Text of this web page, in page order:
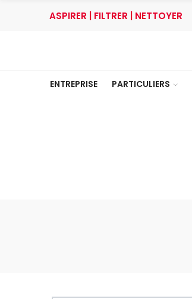
ASPIRER | FILTRER | NETTOYER
ENTREPRISE PARTICULIERS